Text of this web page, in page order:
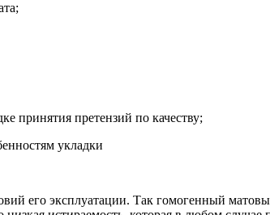
принятия претензий по качеству;
укладки
его эксплуатации. Так гомогенный